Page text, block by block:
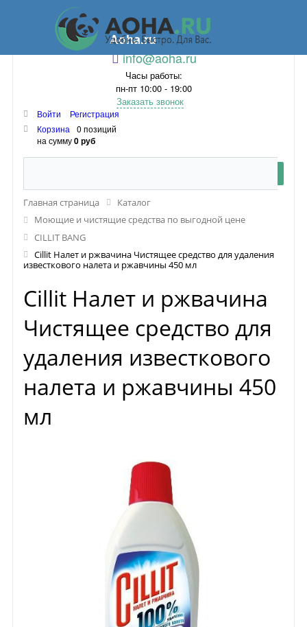
Aoha.ru
info@aoha.ru
Часы работы:
пн-пт 10:00 - 19:00
Заказать звонок
Войти
Регистрация
Корзина
0 позиций
на сумму0 руб
Главная страница
Каталог
Моющие и чистящие средства по выгодной цене
CILLIT BANG
Cillit Налет и ржвачина Чистящее средство для удаления
известкового налета и ржавчины 450 мл
Cillit Налет и ржвачина
Чистящее средство для
удаления известкового
налета и ржавчины 450
мл